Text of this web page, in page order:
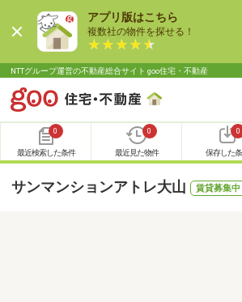
アプリ版はこちら
複数社の物件を探せる！
NTTグループ運営の不動産総合サイト goo住宅・不動産
0
最近検索した条件
0
最近見た物件
0
保存した
サンマンションアトレ大山 賃貸募集中